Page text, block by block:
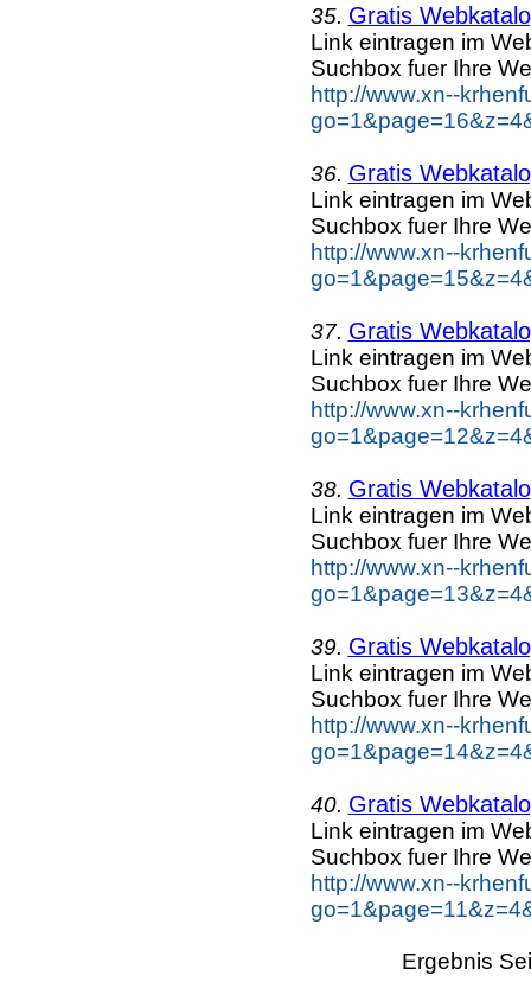
35. Gratis
Link eintragen im
Suchbox fuer Ihre
http://www.xn--
36. Gratis
Link eintragen im
Suchbox fuer Ihre
http://www.xn--
37. Gratis
Link eintragen im
Suchbox fuer Ihre
http://www.xn--
38. Gratis
Link eintragen im
Suchbox fuer Ihre
http://www.xn--
39. Gratis
Link eintragen im
Suchbox fuer Ihre
http://www.xn--
40. Gratis
Link eintragen im
Suchbox fuer Ihre
http://www.xn--
Ergebnis